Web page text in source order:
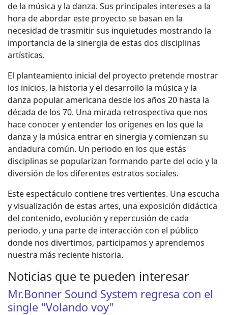
de la música y la danza. Sus principales intereses a la
hora de abordar este proyecto se basan en la
necesidad de trasmitir sus inquietudes mostrando la
importancia de la sinergia de estas dos disciplinas
artísticas.
El planteamiento inicial del proyecto pretende mostrar
los inicios, la historia y el desarrollo la música y la
danza popular americana desde los años 20 hasta la
década de los 70. Una mirada retrospectiva que nos
hace conocer y entender los orígenes en los que la
danza y la música entrar en sinergia y comienzan su
andadura común. Un periodo en los que estás
disciplinas se popularizan formando parte del ocio y la
diversión de los diferentes estratos sociales.
Este espectáculo contiene tres vertientes. Una escucha
y visualización de estas artes, una exposición didáctica
del contenido, evolución y repercusión de cada
periodo, y una parte de interacción con el público
donde nos divertimos, participamos y aprendemos
nuestra más reciente historia.
Noticias que te pueden interesar
Mr.Bonner Sound System regresa con el
single "Volando voy"